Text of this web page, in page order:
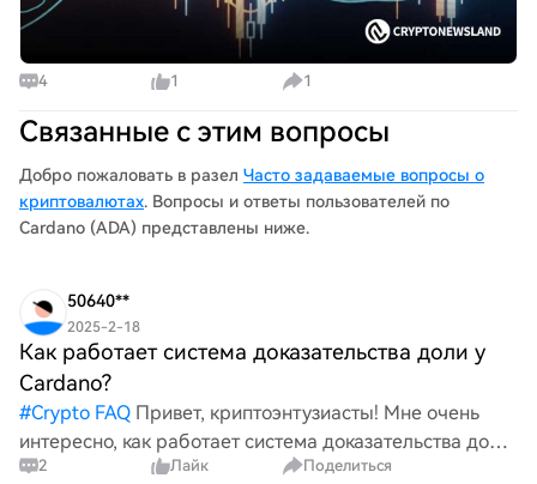
4 1 1
Связанные с этим вопросы
Добро пожаловать в разел Часто задаваемые вопросы о
криптовалютах. Вопросы и ответы пользователей по
Cardano (ADA) представлены ниже.
50640**
2025-2-18
Как работает система доказательства доли у
Cardano?
#Crypto FAQ Привет, криптоэнтузиасты! Мне очень
интересно, как работает система доказательства доли
Cardano! Каковы ключевые механизмы за ней? Как
2 Лайк Поделиться